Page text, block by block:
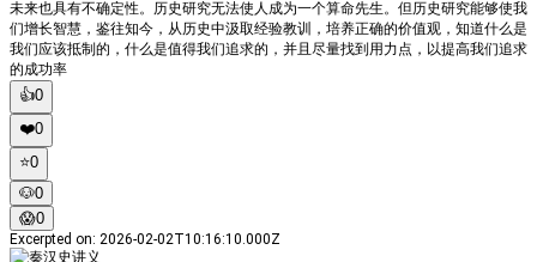
未来也具有不确定性。历史研究无法使人成为一个算命先生。但历史研究能够使我
们增长智慧，鉴往知今，从历史中汲取经验教训，培养正确的价值观，知道什么是
我们应该抵制的，什么是值得我们追求的，并且尽量找到用力点，以提高我们追求
的成功率
👍0
❤️0
⭐️0
🐶0
😱0
Excerpted on: 2026-02-02T10:16:10.000Z